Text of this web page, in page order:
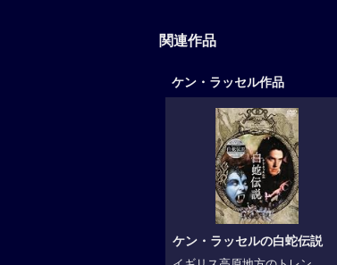
関連作品
ケン・ラッセル作品
ケン・ラッセルの白蛇伝説